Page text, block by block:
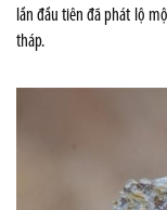
lần đầu tiên đã phát lộ
tháp.